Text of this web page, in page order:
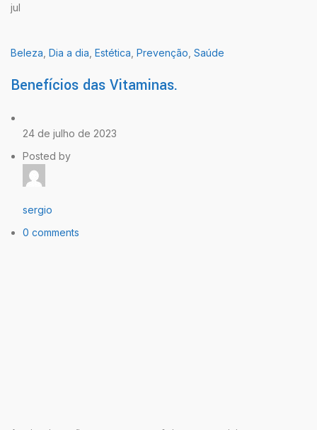
jul
Beleza Dia a dia Estética Prevenção Saúde
Benefícios das Vitaminas.
24 de julho de 2023
Posted by
sergio
0 comments